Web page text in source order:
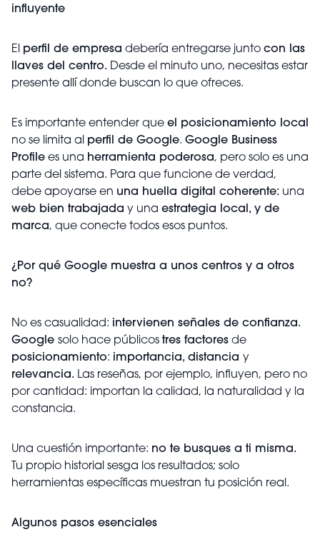
influyente
El perfil de empresa debería entregarse junto con las
llaves del centro. Desde el minuto uno, necesitas estar
presente allí donde buscan lo que ofreces.
Es importante entender que el posicionamiento local
no se limita al perfil de Google. Google Business
Profile es una herramienta poderosa, pero solo es una
parte del sistema. Para que funcione de verdad,
debe apoyarse en una huella digital coherente: una
web bien trabajada y una estrategia local, y de
marca, que conecte todos esos puntos.
¿Por qué Google muestra a unos centros y a otros
no?
No es casualidad: intervienen señales de confianza.
Google solo hace públicos tres factores de
posicionamiento: importancia, distancia y
relevancia. Las reseñas, por ejemplo, influyen, pero no
por cantidad: importan la calidad, la naturalidad y la
constancia.
Una cuestión importante: no te busques a ti misma.
Tu propio historial sesga los resultados; solo
herramientas específicas muestran tu posición real.
Algunos pasos esenciales